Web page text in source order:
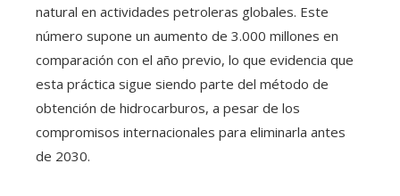
natural en actividades petroleras globales. Este
número supone un aumento de 3.000 millones en
comparación con el año previo, lo que evidencia que
esta práctica sigue siendo parte del método de
obtención de hidrocarburos, a pesar de los
compromisos internacionales para eliminarla antes
de 2030.